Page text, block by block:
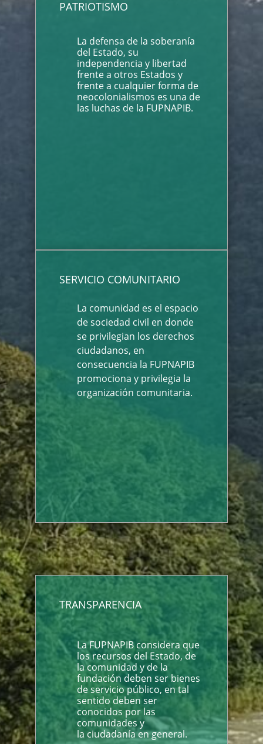
PATRIOTISMO
La defensa de la soberanía
del Estado, su
independencia y libertad
frente a otros Estados y
frente a cualquier forma de
neocolonialismos es una de
las luchas de la FUPNAPIB.
SERVICIO COMUNITARIO
La comunidad es el espacio
de sociedad civil en donde
se privilegian los derechos
ciudadanos, en
consecuencia la FUPNAPIB
promociona y privilegia la
organización comunitaria.
TRANSPARENCIA
La FUPNAPIB considera que
los recursos del Estado, de
la comunidad y de la
fundación deben ser bienes
de servicio público, en tal
sentido deben ser
conocidos por las
comunidades y
la ciudadanía en general.